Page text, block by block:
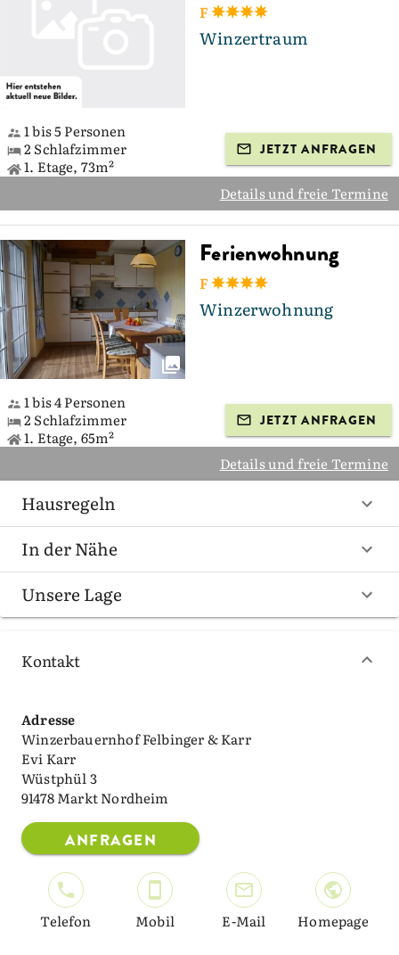
F
Winzertraum
1 bis 5 Personen
2 Schlafzimmer
1. Etage, 73m²
JETZT ANFRAGEN
Details und freie Termine
Ferienwohnung
F
Winzerwohnung
1 bis 4 Personen
2 Schlafzimmer
1. Etage, 65m²
JETZT ANFRAGEN
Details und freie Termine
Hausregeln
In der Nähe
Unsere Lage
Kontakt
Adresse
Winzerbauernhof Felbinger & Karr
Evi Karr
Wüstphül 3
91478 Markt Nordheim
ANFRAGEN
Telefon Mobil E-Mail Homepage